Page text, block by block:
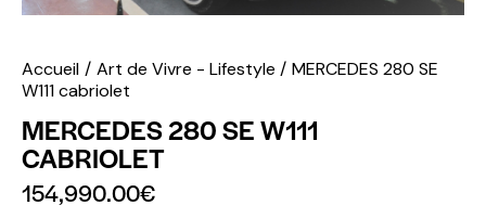
Accueil Art de Vivre - Lifestyle
MERCEDES 280 SE
W111 cabriolet
MERCEDES 280 SE W111
CABRIOLET
154,990.00€